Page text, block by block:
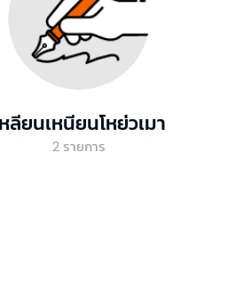
ลียนเหนียนโหย่วเมา
2รายการ